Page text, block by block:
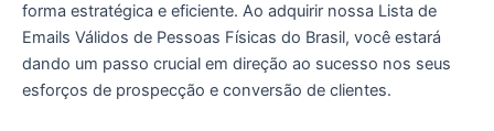
forma estratégica e eficiente. Ao adquirir nossa Lista de
Emails Válidos de Pessoas Físicas do Brasil, você estará
dando um passo crucial em direção ao sucesso nos seus
esforços de prospecção e conversão de clientes.